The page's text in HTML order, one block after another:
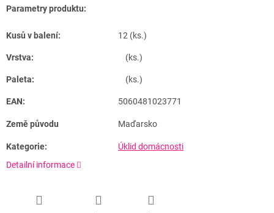
Parametry produktu:
Kusů v balení: 12 (ks.)
Vrstva: (ks.)
Paleta: (ks.)
EAN: 5060481023771
Země původu Maďarsko
Kategorie:
Úklid domácnosti
Detailní informace